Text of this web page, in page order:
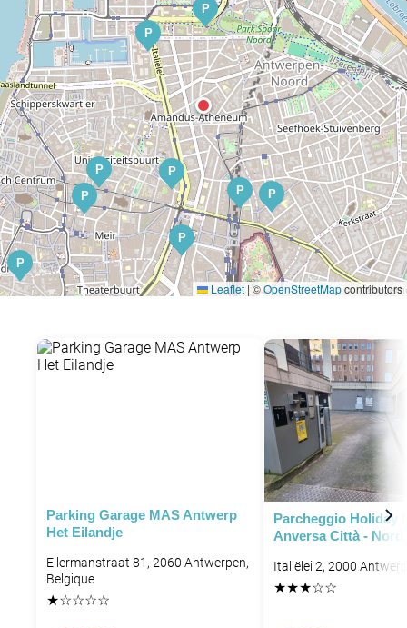
P
P
P
P
P
P
P
P
P
P
P
Leaflet |©OpenStreetMapcontributors
Parking Garage MAS Antwerp
Het Eilandje
Ellermanstraat 81, 2060 Antwerpen,
Belgique
★☆☆☆☆
Parcheggio Holiday
Anversa Città - Nord
Italiëlei 2, 2000
★★★☆☆